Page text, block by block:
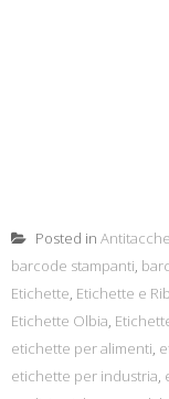
Posted in
barcode stampanti,
Etichette, Etichette e
Etichette Olbia,
etichette per alimenti,
etichette per industria,